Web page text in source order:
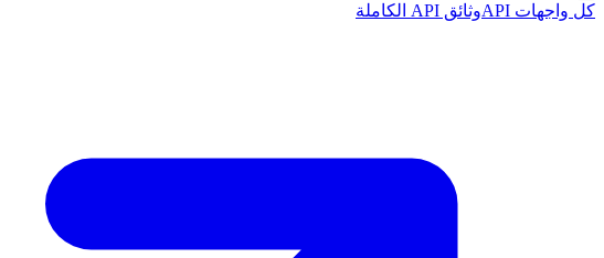
كل واجهات API وثائق API الكاملة